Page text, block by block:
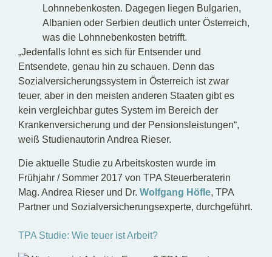
Lohnnebenkosten. Dagegen liegen Bulgarien,
Albanien oder Serbien deutlich unter Österreich,
was die Lohnnebenkosten betrifft.
„Jedenfalls lohnt es sich für Entsender und
Entsendete, genau hin zu schauen. Denn das
Sozialversicherungssystem in Österreich ist zwar
teuer, aber in den meisten anderen Staaten gibt es
kein vergleichbar gutes System im Bereich der
Krankenversicherung und der Pensionsleistungen“,
weiß Studienautorin Andrea Rieser.
Die aktuelle Studie zu Arbeitskosten wurde im
Frühjahr / Sommer 2017 von TPA Steuerberaterin
Mag. Andrea Rieser und Dr. Wolfgang Höfle, TPA
Partner und Sozialversicherungsexperte, durchgeführt.
TPA Studie: Wie teuer ist Arbeit?